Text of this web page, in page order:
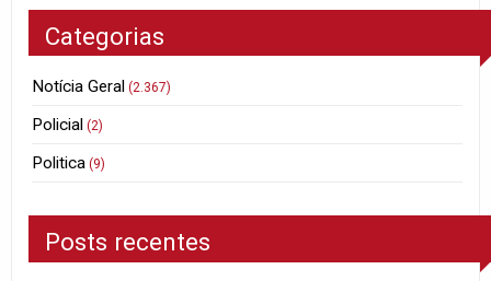
Categorias
Notícia Geral (2.367)
Policial (2)
Politica (9)
Posts recentes